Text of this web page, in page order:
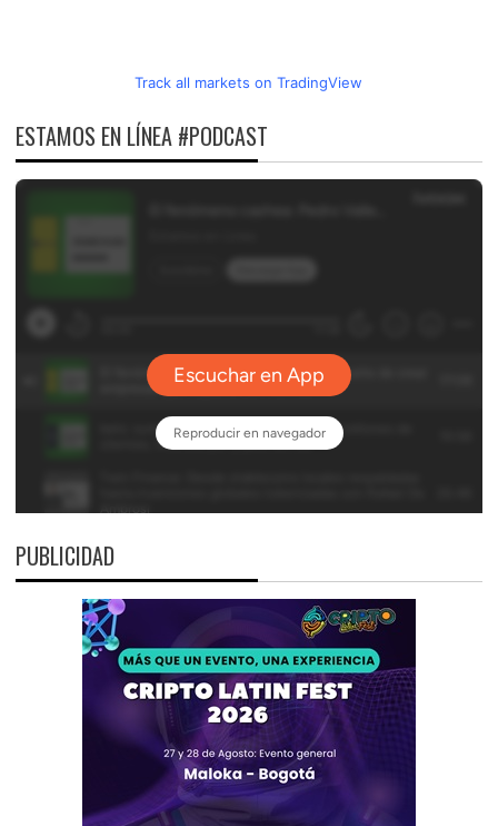
Track all markets on TradingView
ESTAMOS EN LÍNEA #PODCAST
PUBLICIDAD